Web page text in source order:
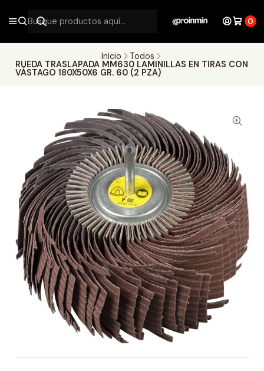
0
Inicio
Todos
RUEDA TRASLAPADA MM630 LAMINILLAS EN TIRAS CON
VÁSTAGO 180X50X6 GR. 60 (2 PZA)